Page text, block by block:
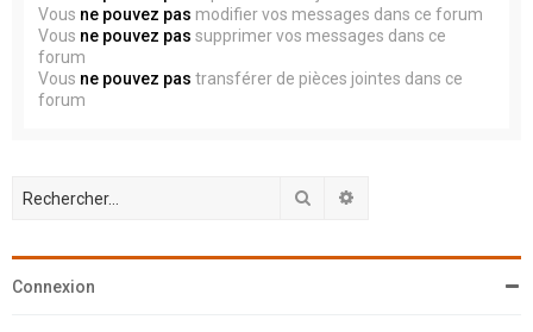
Vous ne pouvez pas modifier vos messages dans ce forum
Vous ne pouvez pas supprimer vos messages dans ce
forum
Vous ne pouvez pas transférer de pièces jointes dans ce
forum
Rechercher
Connexion